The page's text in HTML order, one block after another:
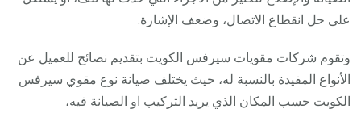
على حل انقطاع الاتصال، وضعف الإشارة.
وتقوم شركات مقويات سيرفس الكويت بتقديم نصائح للعميل عن
الأنواع المفيدة بالنسبة له، حيث يختلف صيانة نوع مقوي سيرفس
الكويت حسب المكان الذي يريد التركيب او الصيانة فيه،